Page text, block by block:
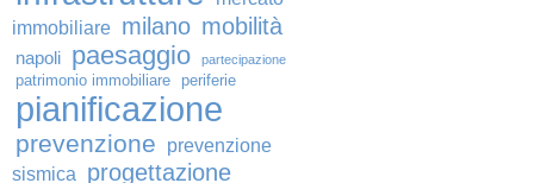
immobiliare milano mobilità
napoli paesaggio partecipazione
patrimonio immobiliare periferie
pianificazione
prevenzione
prevenzione
sismica
progettazione